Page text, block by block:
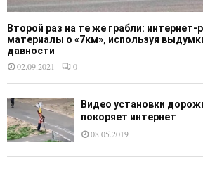
Второй раз на те же грабли: интернет-
материалы о «7км», используя
давности
02.09.2021
0
Видео установки
покоряет интернет
08.05.2019